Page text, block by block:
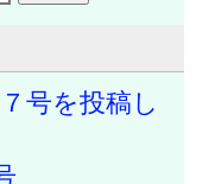
号を投稿し